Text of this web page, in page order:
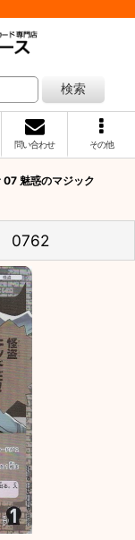
検索
問い合わせ その他
魅惑のマジック
0762